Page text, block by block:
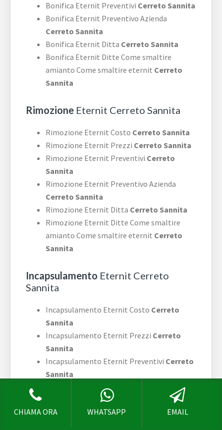
Bonifica Eternit Preventivi Cerreto Sannita
Bonifica Eternit Preventivo Azienda
Cerreto Sannita
Bonifica Eternit Ditta Cerreto Sannita
Bonifica Eternit Ditte Come smaltire
amianto Come smaltire eternit Cerreto
Sannita
Rimozione Eternit Cerreto Sannita
Rimozione Eternit Costo Cerreto Sannita
Rimozione Eternit Prezzi Cerreto Sannita
Rimozione Eternit Preventivi Cerreto
Sannita
Rimozione Eternit Preventivo Azienda
Cerreto Sannita
Rimozione Eternit Ditta Cerreto Sannita
Rimozione Eternit Ditte Come smaltire
amianto Come smaltire eternit Cerreto
Sannita
Incapsulamento Eternit Cerreto
Sannita
Incapsulamento Eternit Costo Cerreto
Sannita
Incapsulamento Eternit Prezzi Cerreto
Sannita
Incapsulamento Eternit Preventivi Cerreto
Sannita
Incapsulamento Eternit Preventivo Azienda
Cerreto Sannita
Incapsulamento Eternit Ditta
Cerreto
Sannita
CHIAMA ORA WHATSAPP EMAIL